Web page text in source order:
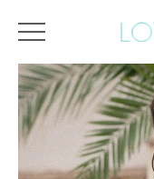
Strona główna /